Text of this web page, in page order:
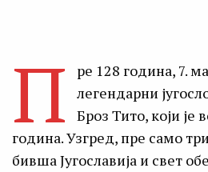
П
ре 128 година, 7.
легендарни
Броз Тито, који је
година. Узгред, пре само
бивша Југославија и свет